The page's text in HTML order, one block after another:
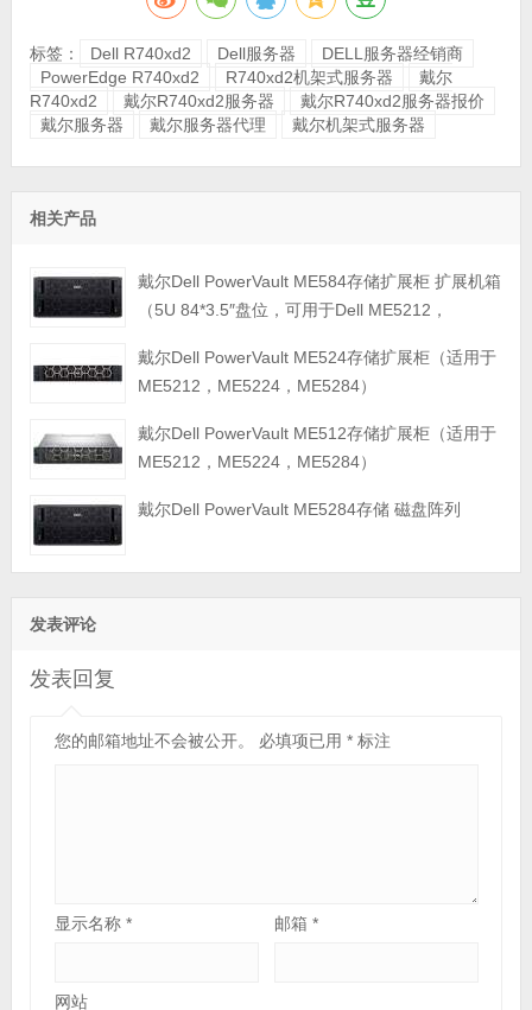
标签： Dell R740xd2 Dell服务器
DELL服务器经销商
PowerEdge R740xd2
R740xd2机架式服务器
戴尔
R740xd2
戴尔R740xd2服务器
戴尔R740xd2服务器报价
戴尔服务器
戴尔服务器代理 戴尔机架式服务器
相关产品
戴尔Dell PowerVault ME584存储扩展柜 扩展机箱
（5U 84*3.5″盘位，可用于Dell ME5212，
戴尔Dell PowerVault ME524存储扩展柜（适用于
ME5212，ME5224，ME5284）
戴尔Dell PowerVault ME512存储扩展柜（适用于
ME5212，ME5224，ME5284）
戴尔Dell PowerVault ME5284存储 磁盘阵列
发表评论
发表回复
您的邮箱地址不会被公开。 必填项已用 *标注
显示名称 * 邮箱*
网站